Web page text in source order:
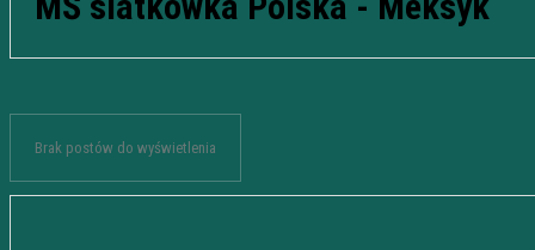
Brak postów do wyświetlenia